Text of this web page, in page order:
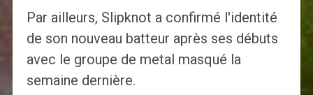
Par ailleurs, Slipknot a confirmé l'identité
de son nouveau batteur après ses débuts
avec le groupe de metal masqué la
semaine dernière.